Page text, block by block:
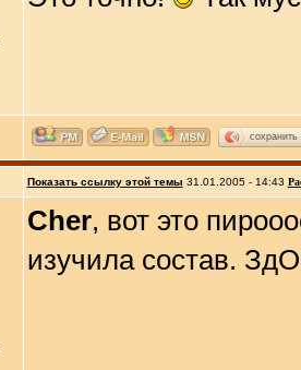
сохранить
Показать ссылку этой темы 31.01.2005 - 14:43
Cher, вот это
изучила состав.